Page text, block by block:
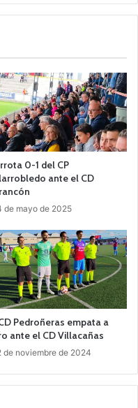
0-1 del CP
ante el CD
de mayo de 2025
Pedroñeras empata a
ante el CD Villacañas
de noviembre de 2024